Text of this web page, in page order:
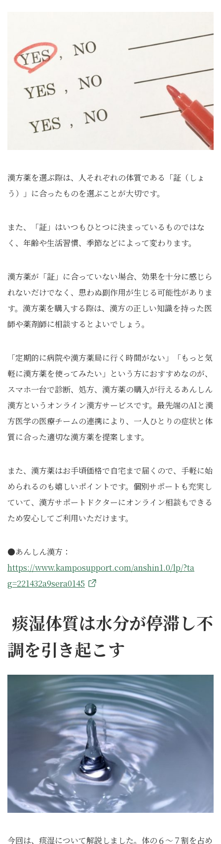
漢方薬を選ぶ際は、人それぞれの体質である「証（しょ
う）」に合ったものを選ぶことが大切です。
また、「証」はいつもひとつに決まっているものではな
く、年齢や生活習慣、季節などによって変わります。
漢方薬が「証」に合っていない場合、効果を十分に感じら
れないだけでなく、思わぬ副作用が生じる可能性がありま
す。漢方薬を購入する際は、漢方の正しい知識を持った医
師や薬剤師に相談するとよいでしょう。
「定期的に病院や漢方薬局に行く時間がない」「もっと気
軽に漢方薬を使ってみたい」という方におすすめなのが、
スマホ一台で診断、処方、漢方薬の購入が行えるあんしん
漢方というオンライン漢方サービスです。最先端のAIと漢
方医学の医療チームの連携により、一人ひとりの症状と体
質に合った適切な漢方薬を提案します。
また、漢方薬はお手頃価格で自宅まで届くので、手軽に始
められるのも嬉しいポイントです。個別サポートも充実し
ていて、漢方サポートドクターにオンライン相談もできる
ため安心してご利用いただけます。
●あんしん漢方：
https://www.kamposupport.com/anshin1.0/lp/?ta
g=221432a9sera0145
痰湿体質は水分が停滞し不
調を引き起こす
今回は、痰湿について解説しました。体の６〜７割を占め